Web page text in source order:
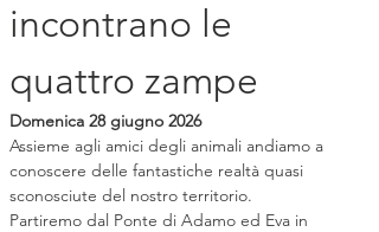
incontrano le
quattro zampe
Domenica 28 giugno 2026
Assieme agli amici degli animali andiamo a
conoscere delle fantastiche realtà quasi
sconosciute del nostro territorio.
Partiremo dal Ponte di Adamo ed Eva in